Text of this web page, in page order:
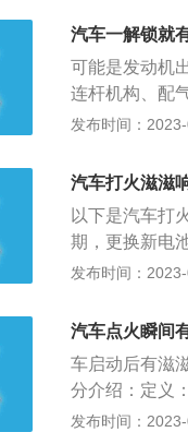
张紧轮这些附
会产生吱吱的
不够或油泵有
故障。9、发
进行更换；3
多，包括半轴
人士进行检查
汽车一解锁就
可能是发动机
连杆机构、配
是柴油机比汽
冷却和水冷却
泵、集滤器、
发布时间：
汽车打火滋滋
以下是汽车打
期，更换新电
火线圈坏了：
不着火，还有
启动电源进行
发布时间：
汽车点火瞬间
车启动后有滋
分介绍：定义
过与曲轴的连
发布时间：